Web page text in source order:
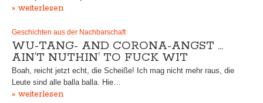
» weiterlesen
Geschichten aus der Nachbarschaft
WU-TANG- AND CORONA-ANGST …
AIN‘T NUTHIN‘ TO FUCK WIT
Boah, reicht jetzt echt, die Scheiße! Ich mag nicht mehr raus, die
Leute sind alle balla balla. Hie…
» weiterlesen